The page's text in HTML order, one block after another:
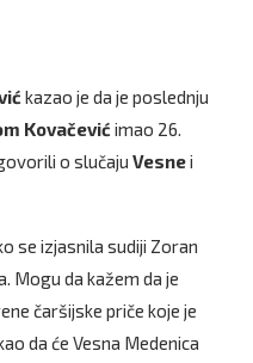
kazao je da je poslednju
Kovačević imao 26.
o slučaju Vesnei
se izjasnila sudiji Zoran
Mogu da kažem da je
čaršijske priče koje je
da će Vesna Medenica